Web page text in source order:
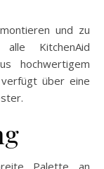
und zu
KitchenAid
hochwertigem
über eine